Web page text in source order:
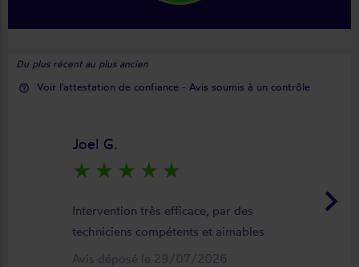
Du plus récent au plus ancien
help_outline Voir l'attestation de confiance - Avis soumis à un contrôle
keyboard_arrow_right
Joel G.
star_rate star_rate star_rate star_rate star_rate
Intervention très efficace, par des
techniciens compétents et aimables
Avis déposé le 29/07/2026